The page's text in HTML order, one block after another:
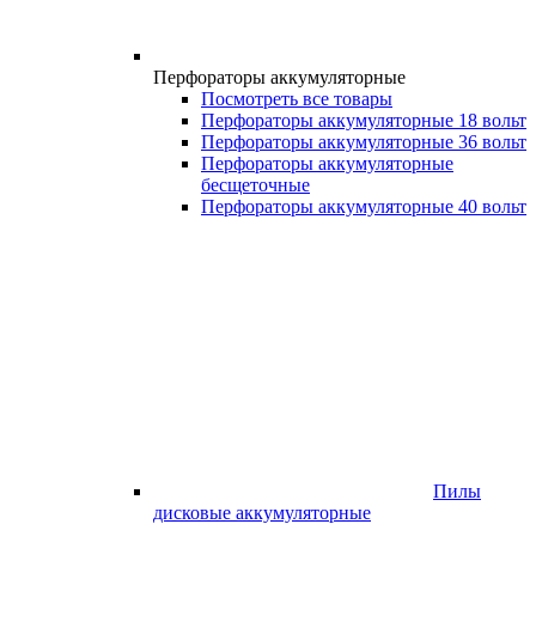
Перфораторы аккумуляторные
Посмотреть все товары
Перфораторы аккумуляторные 18 вольт
Перфораторы аккумуляторные 36 вольт
Перфораторы аккумуляторные
бесщеточные
Перфораторы аккумуляторные 40 вольт
Пилы
дисковые аккумуляторные